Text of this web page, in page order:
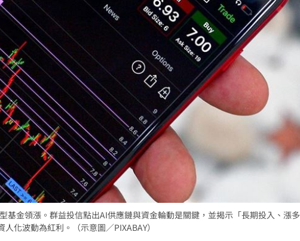
酸 10:36
10:33
了 10:31
能 12:00
」 18:00
13:00
基金領漲。群益投信點出AI供應鏈與資金輪動是關鍵，並揭示「長期投入、漲多
化波動為紅利。（示意圖／PIXABAY）